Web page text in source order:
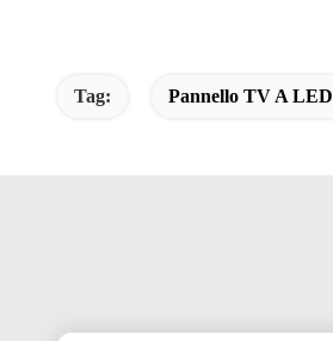
Tag: Pannello TV A LED